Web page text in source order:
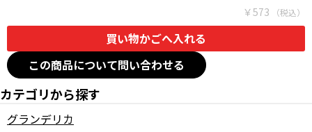
￥573
この商品について問い合わせる
カテゴリから探す
グランデリカ